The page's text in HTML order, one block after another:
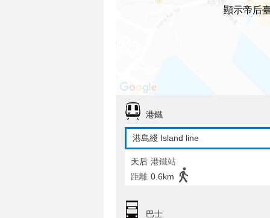
顯示帝后
港鐵
港島綫 Island line
天后 港鐵站
距離 0.6km
巴士